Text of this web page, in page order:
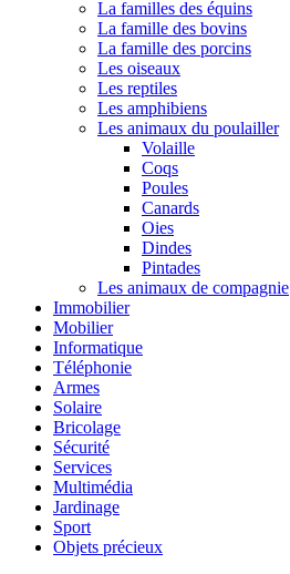
La familles des équins
La famille des bovins
La famille des porcins
Les oiseaux
Les reptiles
Les amphibiens
Les animaux du poulailler
Volaille
Coqs
Poules
Canards
Oies
Dindes
Pintades
Les animaux de compagnie
Immobilier
Mobilier
Informatique
Téléphonie
Armes
Solaire
Bricolage
Sécurité
Services
Multimédia
Jardinage
Sport
Objets précieux